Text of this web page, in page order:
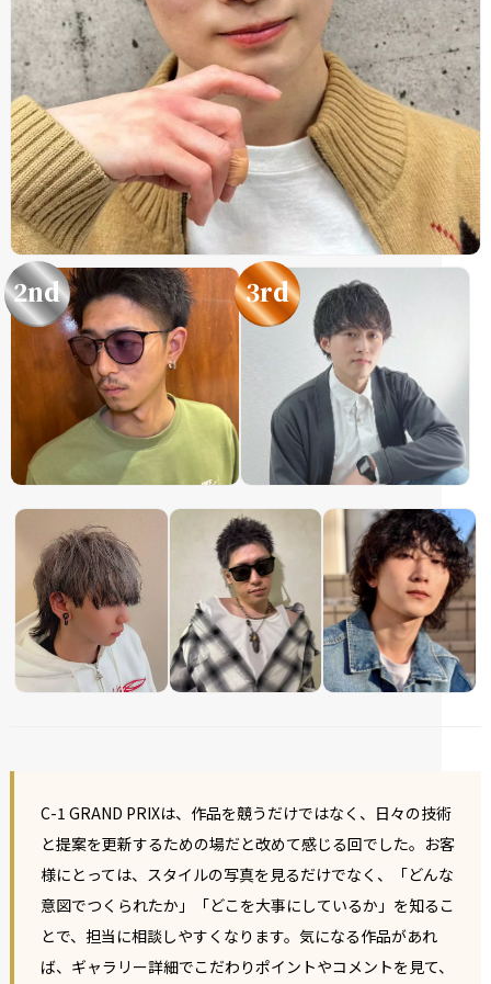
C-1 GRAND PRIXは、作品を競うだけではなく、日々の技術
と提案を更新するための場だと改めて感じる回でした。お客
様にとっては、スタイルの写真を見るだけでなく、「どんな
意図でつくられたか」「どこを大事にしているか」を知るこ
とで、担当に相談しやすくなります。気になる作品があれ
ば、ギャラリー詳細でこだわりポイントやコメントを見て、